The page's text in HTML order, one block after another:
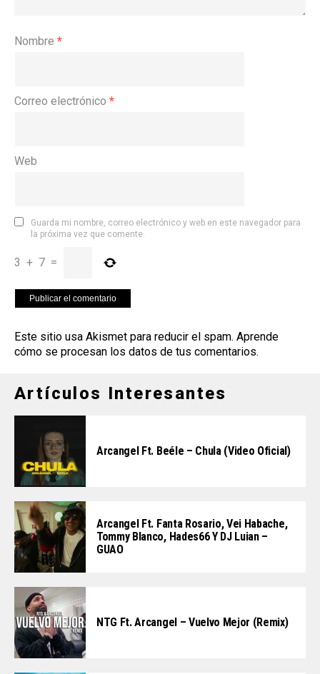
Nombre *
Correo electrónico *
Web
Guarda mi nombre, correo electrónico y web en este navegador para
la próxima vez que comente.
3 + 7 =
Este sitio usa Akismet para reducir el spam. Aprende
cómo se procesan los datos de tus comentarios.
Artículos Interesantes
Arcangel Ft. Beéle – Chula (Video Oficial)
Arcangel Ft. Fanta Rosario, Vei Habache,
Tommy Blanco, Hades66 Y DJ Luian –
GUAO
NTG Ft. Arcangel – Vuelvo Mejor (Remix)